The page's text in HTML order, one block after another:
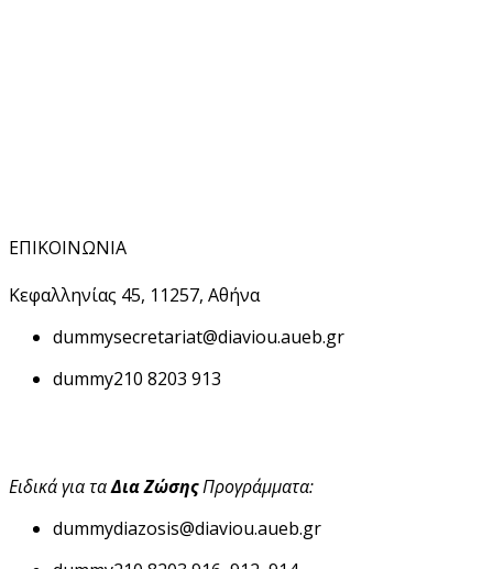
ΕΠΙΚΟΙΝΩΝΙΑ
Κεφαλληνίας 45, 11257, Αθήνα
dummysecretariat@diaviou.aueb.gr
dummy210 8203 913
Ειδικά για ταΔια ΖώσηςΠρογράμματα:
dummydiazosis@diaviou.aueb.gr